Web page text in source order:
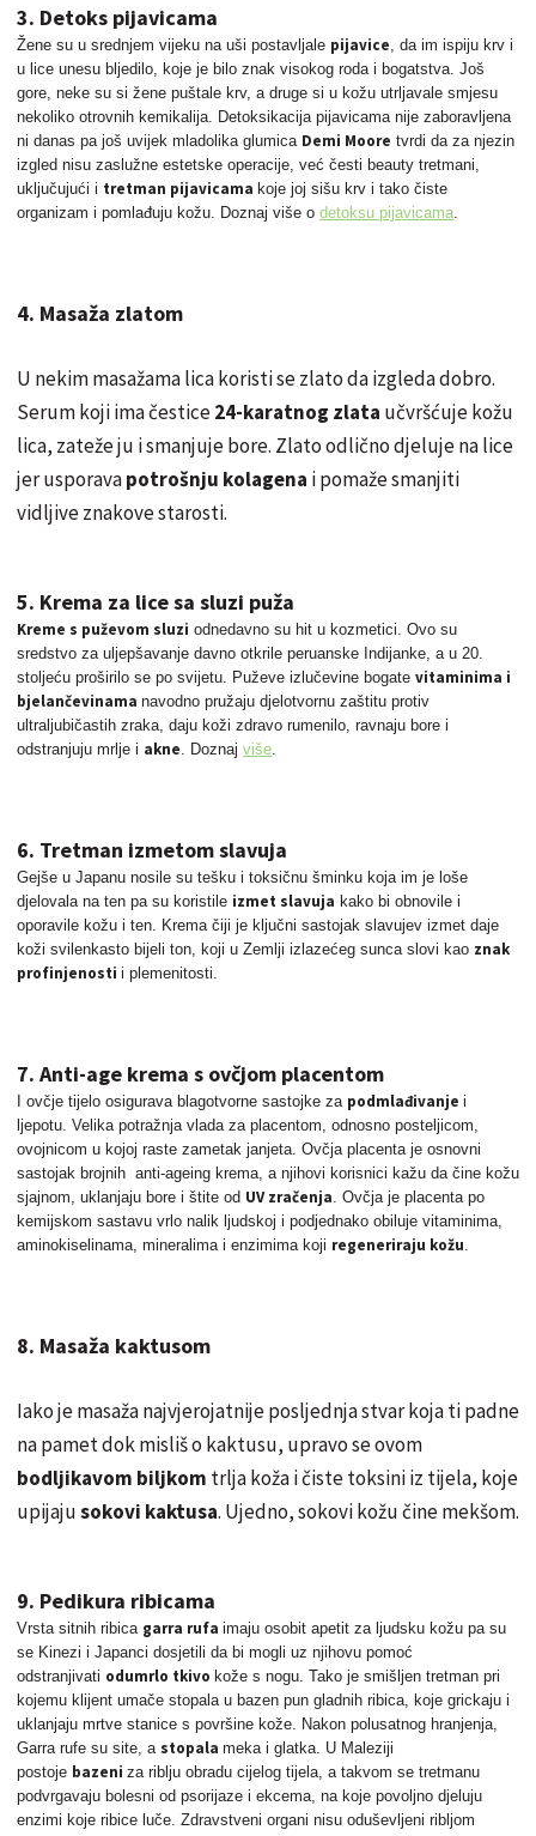
3. Detoks pijavicama
Žene su u srednjem vijeku na uši postavljale pijavice, da im ispiju krv i
u lice unesu bljedilo, koje je bilo znak visokog roda i bogatstva. Još
gore, neke su si žene puštale krv, a druge si u kožu utrljavale smjesu
nekoliko otrovnih kemikalija. Detoksikacija pijavicama nije zaboravljena
ni danas pa još uvijek mladolika glumica Demi Moore tvrdi da za njezin
izgled nisu zaslužne estetske operacije, već česti beauty tretmani,
uključujući i tretman pijavicama koje joj sišu krv i tako čiste
organizam i pomlađuju kožu. Doznaj više o detoksu pijavicama.
4. Masaža zlatom
U nekim masažama lica koristi se zlato da izgleda dobro.
Serum koji ima čestice24-karatnog zlata učvršćuje kožu
lica, zateže ju i smanjuje bore. Zlato odlično djeluje na lice
jer usporavapotrošnju kolagena i pomaže smanjiti
vidljive znakove starosti.
5. Krema za lice sa sluzi puža
Kreme s puževom sluzi odnedavno su hit u kozmetici. Ovo su
sredstvo za uljepšavanje davno otkrile peruanske Indijanke, a u 20.
stoljeću proširilo se po svijetu. Puževe izlučevine bogate vitaminima i
bjelančevinama navodno pružaju djelotvornu zaštitu protiv
ultraljubičastih zraka, daju koži zdravo rumenilo, ravnaju bore i
odstranjuju mrlje i akne. Doznaj više.
6. Tretman izmetom slavuja
Gejše u Japanu nosile su tešku i toksičnu šminku koja im je loše
djelovalana ten pa su koristile izmet slavuja kako bi obnovile i
oporavile kožu i ten. Krema čiji je ključni sastojak slavujev izmet daje
koži svilenkasto bijeli ton, koji u Zemlji izlazećeg sunca slovi kao znak
profinjenosti i plemenitosti.
7. Anti-age krema s ovčjom placentom
I ovčje tijelo osigurava blagotvorne sastojke za podmlađivanje i
ljepotu. Velika potražnja vlada za placentom, odnosno posteljicom,
ovojnicom u kojoj raste zametak janjeta. Ovčja placenta je osnovni
sastojak brojnih anti-ageing krema, a njihovi korisnici kažu da čine kožu
sjajnom, uklanjaju bore i štite od UV zračenja. Ovčja je placenta po
kemijskom sastavu vrlo nalik ljudskoj i podjednako obiluje vitaminima,
aminokiselinama, mineralima i enzimima koji regeneriraju kožu.
8. Masaža kaktusom
Iako je masaža najvjerojatnije posljednja stvar koja ti padne
na pamet dok misliš o kaktusu, upravo se ovom
bodljikavom biljkom trlja koža i čiste toksini iz tijela, koje
upijajusokovi kaktusa. Ujedno, sokovi kožu čine mekšom.
9. Pedikura ribicama
Vrsta sitnih ribica garra rufa imaju osobit apetit za ljudsku kožu pa su
se Kinezi i Japanci dosjetili da bi mogli uz njihovu pomoć
odstranjivati odumrlo tkivo kože s nogu. Tako je smišljen tretman pri
kojemu klijent umače stopala u bazen pun gladnih ribica, koje grickaju i
uklanjaju mrtve stanice s površine kože. Nakon polusatnog hranjenja,
Garra rufe su site, a stopala meka i glatka. U Maleziji
postoje bazeni za riblju obradu cijelog tijela, a takvom se tretmanu
podvrgavaju bolesni od psorijaze i ekcema, na koje povoljno djeluju
enzimi koje ribice luče. Zdravstveni organi nisu oduševljeni ribljom